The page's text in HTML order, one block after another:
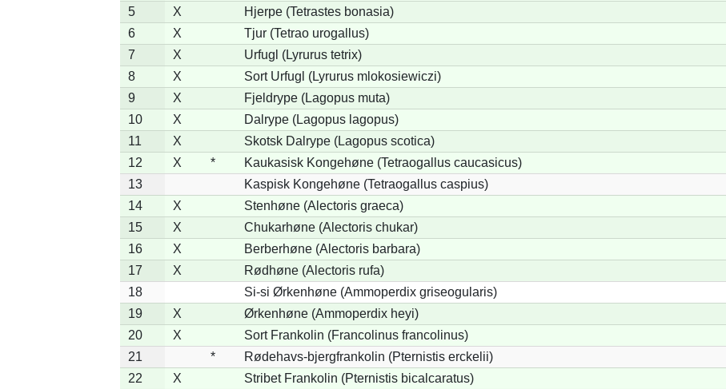
5
X Hjerpe (Tetrastes bonasia)
6
X
Tjur (Tetrao urogallus)
7
X
Urfugl (Lyrurus tetrix)
8
X Sort Urfugl (Lyrurus mlokosiewiczi)
9
X
Fjeldrype (Lagopus muta)
10
X
Dalrype (Lagopus lagopus)
11
X Skotsk Dalrype (Lagopus scotica)
12
X * Kaukasisk Kongehøne (Tetraogallus caucasicus)
13
Kaspisk Kongehøne (Tetraogallus caspius)
14
X
Stenhøne (Alectoris graeca)
15
X
Chukarhøne (Alectoris chukar)
16
X
Berberhøne (Alectoris barbara)
17
X
Rødhøne (Alectoris rufa)
18
Si-si Ørkenhøne (Ammoperdix griseogularis)
19
X
Ørkenhøne (Ammoperdix heyi)
20
X
Sort Frankolin (Francolinus francolinus)
21
*
Rødehavs-bjergfrankolin (Pternistis erckelii)
22
X
Stribet Frankolin (Pternistis bicalcaratus)